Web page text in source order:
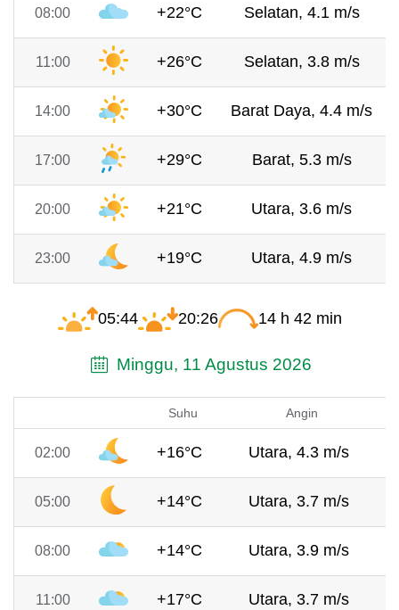
08:00 +22°C Selatan, 4.1 m/s
11:00 +26°C Selatan, 3.8 m/s
14:00 +30°C Barat Daya, 4.4 m/s
17:00 +29°C Barat, 5.3 m/s
20:00 +21°C Utara, 3.6 m/s
23:00 +19°C Utara, 4.9 m/s
05:44 20:26 14 h 42 min
Minggu, 11 Agustus 2026
Suhu Angin
02:00 +16°C Utara, 4.3 m/s
05:00 +14°C Utara, 3.7 m/s
08:00 +14°C Utara, 3.9 m/s
11:00 +17°C Utara, 3.7 m/s